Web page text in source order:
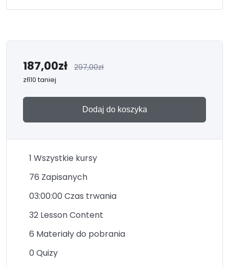
187,00zł 297,00zł
zł110 taniej
Dodaj do koszyka
1 Wszystkie kursy
76 Zapisanych
03:00:00 Czas trwania
32 Lesson Content
6 Materiały do pobrania
0 Quizy